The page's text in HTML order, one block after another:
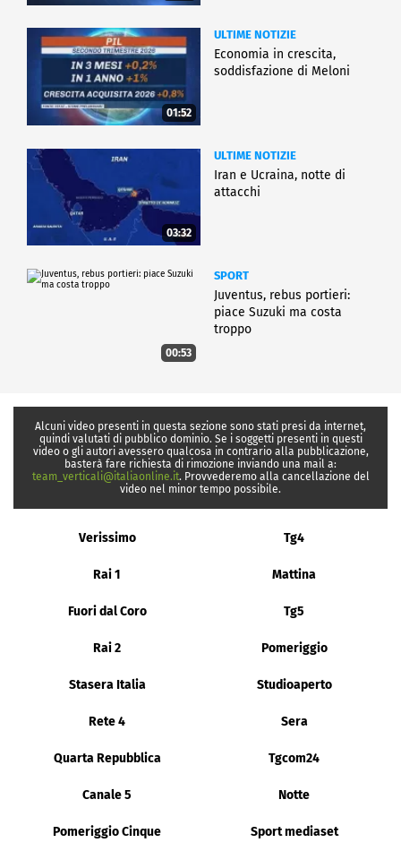
01:52
ULTIME NOTIZIE
Economia in crescita,
soddisfazione di Meloni
03:32
ULTIME NOTIZIE
Iran e Ucraina, notte di
attacchi
00:53
SPORT
Juventus, rebus portieri:
piace Suzuki ma costa
troppo
Alcuni video presenti in questa sezione sono stati presi da internet,
quindi valutati di pubblico dominio. Se i soggetti presenti in questi
video o gli autori avessero qualcosa in contrario alla pubblicazione,
basterà fare richiesta di rimozione inviando una mail a:
team_verticali@italiaonline.it. Provvederemo alla cancellazione del
video nel minor tempo possibile.
Verissimo Tg4
Rai 1 Mattina
Fuori dal Coro Tg5
Rai 2 Pomeriggio
Stasera Italia Studioaperto
Rete 4 Sera
Quarta Repubblica Tgcom24
Canale 5 Notte
Pomeriggio Cinque Sport mediaset